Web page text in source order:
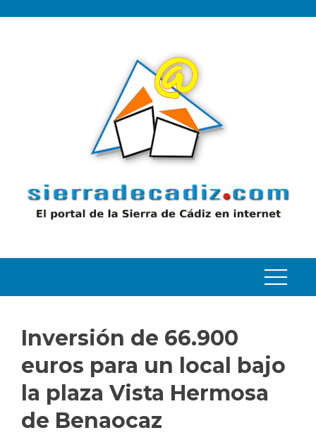
Inversión de 66.900
euros para un local bajo
la plaza Vista Hermosa
de Benaocaz